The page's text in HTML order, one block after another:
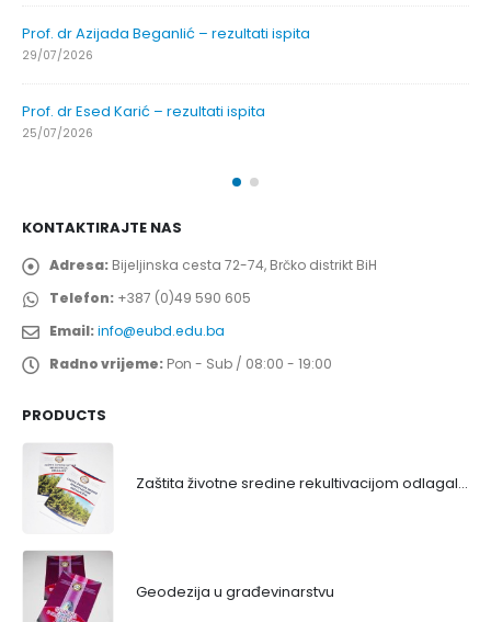
Prof. dr Azijada Beganlić – rezultati ispita
29/07/2026
Prof. dr Esed Karić – rezultati ispita
25/07/2026
KONTAKTIRAJTE NAS
Adresa: Bijeljinska cesta 72-74, Brčko distrikt BiH
Telefon: +387 (0)49 590 605
Email:info@eubd.edu.ba
Radno vrijeme: Pon - Sub / 08:00 - 19:00
PRODUCTS
Zaštita životne sredine rekultivacijom odlagališta
Geodezija u građevinarstvu